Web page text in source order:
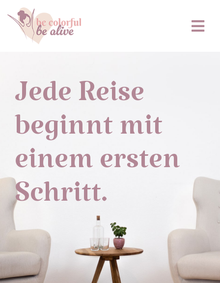
Inhalt
springen
Gruppenkurse
Honorar
Kontakt
Jede Reise
beginnt mit
einem ersten
Schritt.